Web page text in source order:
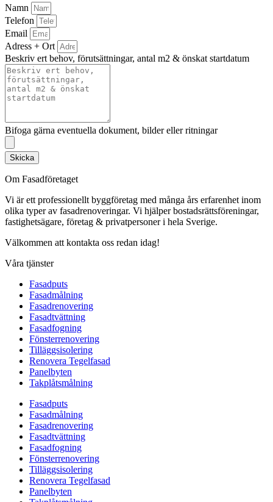
Namn
Telefon
Email
Adress + Ort
Beskriv ert behov, förutsättningar, antal m2 & önskat startdatum
Bifoga gärna eventuella dokument, bilder eller ritningar
Skicka
Om Fasadföretaget
Vi är ett professionellt byggföretag med många års erfarenhet inom
olika typer av fasadrenoveringar. Vi hjälper bostadsrättsföreningar,
fastighetsägare, företag & privatpersoner i hela Sverige.
Välkommen att kontakta oss redan idag!
Våra tjänster
Fasadputs
Fasadmålning
Fasadrenovering
Fasadtvättning
Fasadfogning
Fönsterrenovering
Tilläggsisolering
Renovera Tegelfasad
Panelbyten
Takplåtsmålning
Fasadputs
Fasadmålning
Fasadrenovering
Fasadtvättning
Fasadfogning
Fönsterrenovering
Tilläggsisolering
Renovera Tegelfasad
Panelbyten